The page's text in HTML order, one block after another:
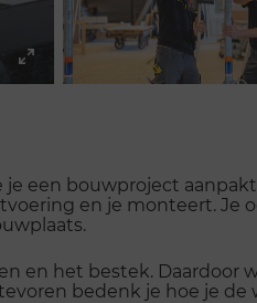
Enter
een bouwproject
en je monteert. Je
en het bestek. Daardoor
bedenk je hoe je